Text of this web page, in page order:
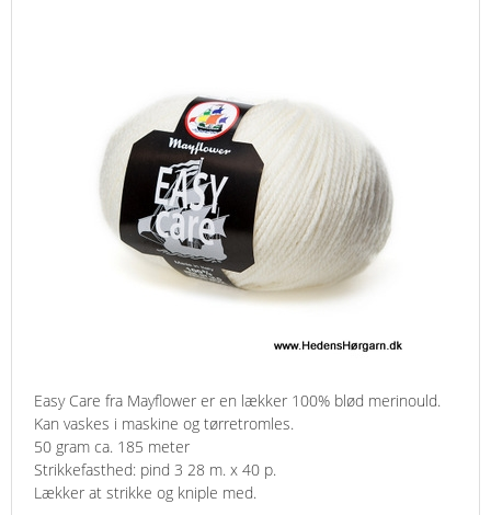
Easy Care fra Mayflower er en lækker 100% blød merinould.
Kan vaskes i maskine og tørretromles.
50 gram ca. 185 meter
Strikkefasthed: pind 3 28 m. x 40 p.
Lækker at strikke og kniple med.